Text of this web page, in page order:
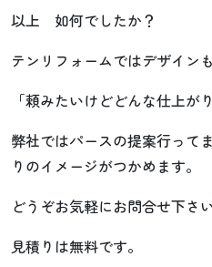
以上 如何でしたか？
テンリフォームではデザイン
「頼みたいけどどんな仕上が
弊社ではパースの提案行って
りのイメージがつかめます。
どうぞお気軽にお問合せ下さい
見積りは無料です。